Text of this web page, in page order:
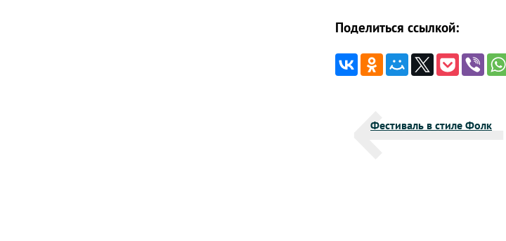
Поделиться ссылкой:
Фестиваль в стиле Фолк